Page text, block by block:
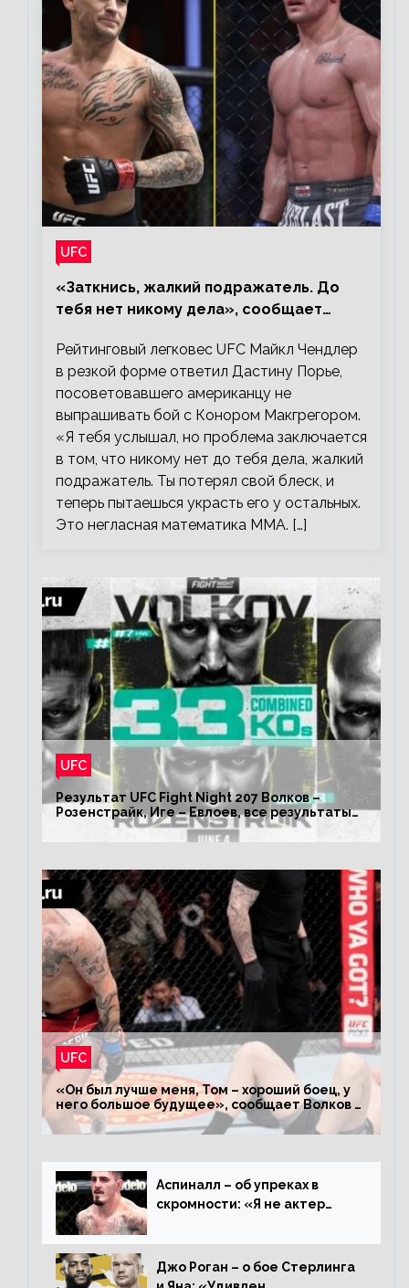
UFC
«Заткнись, жалкий подражатель. До
тебя нет никому дела», сообщает
Рейтинговый легковес UFC Майкл Чендлер
в резкой форме ответил Дастину Порье,
посоветовавшего американцу не
выпрашивать бой с Конором Макгрегором.
«Я тебя услышал, но проблема заключается
в том, что никому нет до тебя дела, жалкий
подражатель. Ты потерял свой блеск, и
теперь пытаешься украсть его у остальных.
Это негласная математика ММА. […]
UFC
Результат UFC Fight Night 207 Волков –
Розенстрайк, Иге – Евлоев, все результаты
турнира ЮФС ФН 207
UFC
«Он был лучше меня, Том – хороший боец, у
него большое будущее», сообщает Волков –
о поражении Аспиналлу
Аспиналл – об упреках в
скромности: «Я не актер
дерьмо»
Джо Роган – о бое Стерлинга